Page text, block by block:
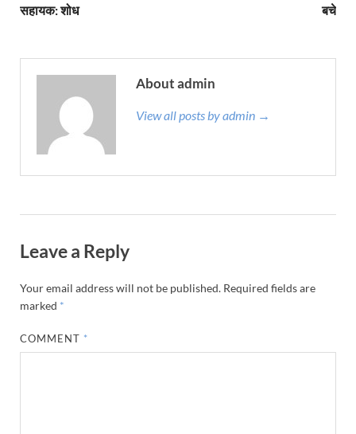
सहायक: शोध
बचे
About admin
View all posts by admin →
Leave a Reply
Your email address will not be published. Required fields are
marked *
COMMENT *